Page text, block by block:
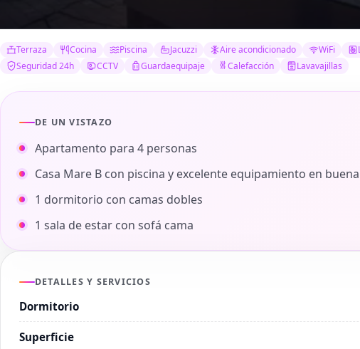
Terraza Cocina Piscina Jacuzzi Aire acondicionado WiFi
Seguridad 24h
CCTV Guardaequipaje Calefacción Lavavajillas
DE UN VISTAZO
Apartamento para 4 personas
Casa Mare B con piscina y excelente equipamiento en
1 dormitorio con camas dobles
1 sala de estar con sofá cama
DETALLES Y SERVICIOS
Dormitorio
Superficie